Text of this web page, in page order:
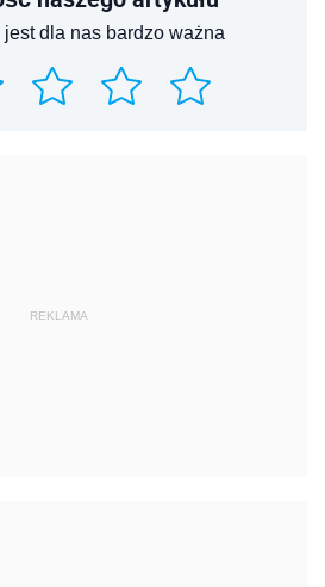
dla nas bardzo ważna
REKLAMA